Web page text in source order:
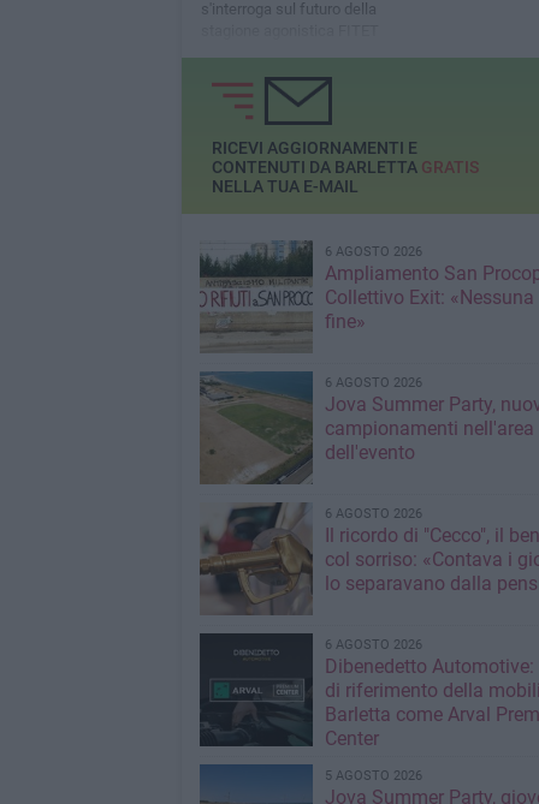
s'interroga sul futuro della
RICEVI AGGIORNAMENTI E
CONTENUTI DA BARLETTA GRATIS
NELLA TUA E-MAIL
6 AGOSTO 2026
Ampliamento San
Collettivo Exit:
fine»
6 AGOSTO 2026
Jova Summer Party,
campionamenti nell'area
dell'evento
6 AGOSTO 2026
Il ricordo di "Cecco", il
col sorriso: «Contava i
lo separavano dalla
6 AGOSTO 2026
Dibenedetto
di riferimento della
Barletta come Arval
Center
5 AGOSTO 2026
Jova Summer Party,